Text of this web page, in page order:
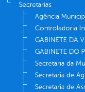
Secretarias
Agência
Controladoria
GABINETE DA
GABINETE DO
Secretaria da
Secretaria de
Secretaria de